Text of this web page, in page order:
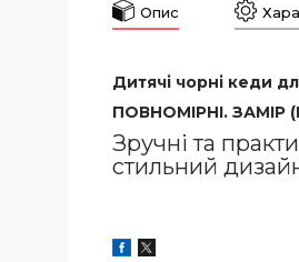
Опис
Дитячі чорні кеди
ПОВНОМІРНІ. ЗАМІР
Зручні та
стильний